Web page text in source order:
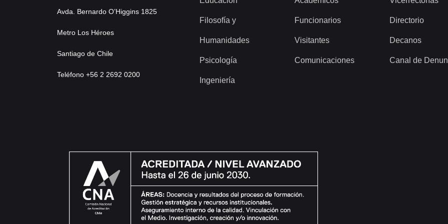
Avda. Bernardo O’Higgins 1825
Metro Los Héroes
Santiago de Chile
Teléfono +56 2 2692 0200
Filosofía y
Humanidades
Psicología
Ingeniería
Funcionarios
Visitantes
Comunicaciones
Directorio
Decanos
Canal de